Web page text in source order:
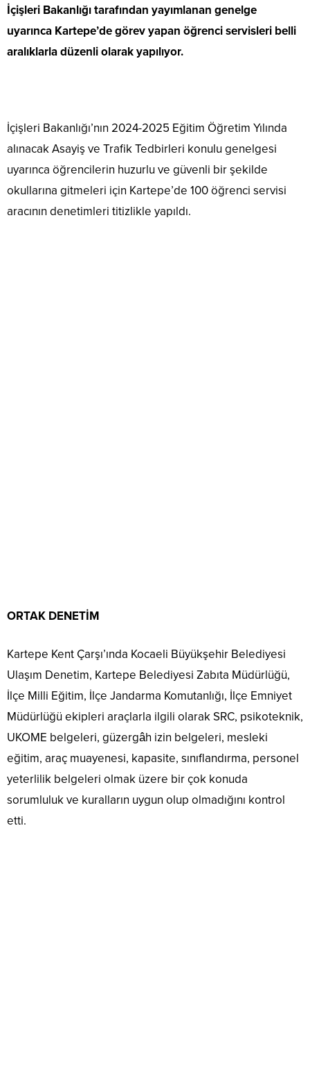
İçişleri Bakanlığı tarafından yayımlanan genelge
uyarınca Kartepe’de görev yapan öğrenci servisleri belli
aralıklarla düzenli olarak yapılıyor.
İçişleri Bakanlığı’nın 2024-2025 Eğitim Öğretim Yılında
alınacak Asayiş ve Trafik Tedbirleri konulu genelgesi
uyarınca öğrencilerin huzurlu ve güvenli bir şekilde
okullarına gitmeleri için Kartepe’de 100 öğrenci servisi
aracının denetimleri titizlikle yapıldı.
ORTAK DENETİM
Kartepe Kent Çarşı’ında Kocaeli Büyükşehir Belediyesi
Ulaşım Denetim, Kartepe Belediyesi Zabıta Müdürlüğü,
İlçe Milli Eğitim, İlçe Jandarma Komutanlığı, İlçe Emniyet
Müdürlüğü ekipleri araçlarla ilgili olarak SRC, psikoteknik,
UKOME belgeleri, güzergâh izin belgeleri, mesleki
eğitim, araç muayenesi, kapasite, sınıflandırma, personel
yeterlilik belgeleri olmak üzere bir çok konuda
sorumluluk ve kuralların uygun olup olmadığını kontrol
etti.